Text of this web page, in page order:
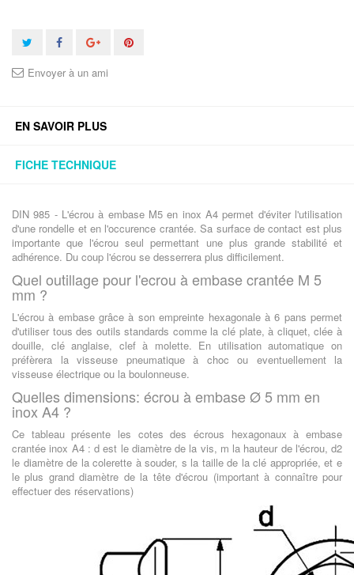
Envoyer à un ami
EN SAVOIR PLUS
FICHE TECHNIQUE
DIN 985 - L'écrou à embase M5 en inox A4 permet d'éviter l'utilisation
d'une rondelle et en l'occurence crantée. Sa surface de contact est plus
importante que l'écrou seul permettant une plus grande stabilité et
adhérence. Du coup l'écrou se desserrera plus difficilement.
Quel outillage pour l'ecrou à embase crantée M 5
mm ?
L'écrou à embase grâce à son empreinte hexagonale à 6 pans permet
d'utiliser tous des outils standards comme la clé plate, à cliquet, clée à
douille, clé anglaise, clef à molette. En utilisation automatique on
préfèrera la visseuse pneumatique à choc ou eventuellement la
visseuse électrique ou la boulonneuse.
Quelles dimensions: écrou à embase Ø 5 mm en
inox A4 ?
Ce tableau présente les cotes des écrous hexagonaux à embase
crantée inox A4 : d est le diamètre de la vis, m la hauteur de l'écrou, d2
le diamètre de la colerette à souder, s la taille de la clé appropriée, et e
le plus grand diamètre de la tête d'écrou (important à connaître pour
effectuer des réservations)